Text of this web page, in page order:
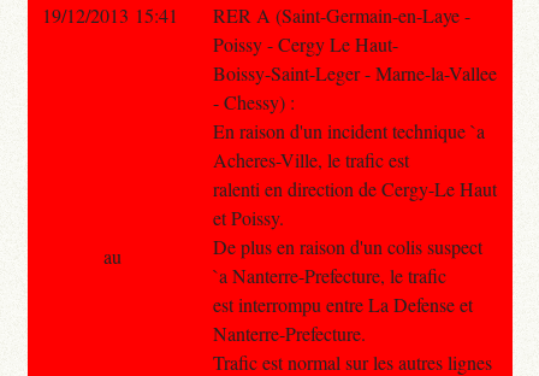
19/12/2013 15:41
RER A (Saint-Germain-en-Laye -
Poissy - Cergy Le Haut-
Boissy-Saint-Leger - Marne-la-Vallee
- Chessy) :
En raison d'un incident technique `a
Acheres-Ville, le trafic est
ralenti en direction de Cergy-Le Haut
et Poissy.
De plus en raison d'un colis suspect
`a Nanterre-Prefecture, le trafic
est interrompu entre La Defense et
Nanterre-Prefecture.
Trafic est normal sur les autres lignes
au